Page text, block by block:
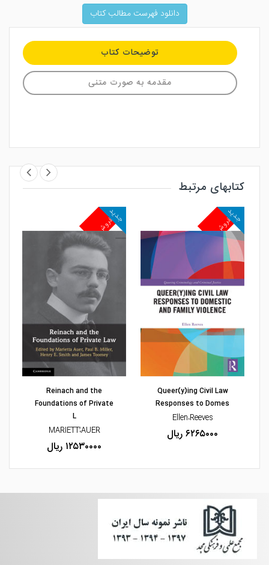
دانلود فهرست مطالب کتاب
توضیحات کتاب
مقدمه به صورت متنی
کتابهای مرتبط
پرفروش
جدید
مشاهده و خرید
Queer(y)ing Civil Law
Responses to Domes
Ellen،Reeves
۶۲۶۵۰۰۰ ریال
پرفروش
جدید
Reinach and the
Foundations of Private
L
MARIETTُ،AUER
۱۲۵۳۰۰۰۰ ریال